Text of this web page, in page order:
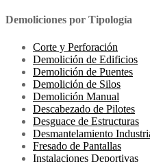
Demoliciones por Tipología
Corte y Perforación
Demolición de Edificios
Demolición de Puentes
Demolición de Silos
Demolición Manual
Descabezado de Pilotes
Desguace de Estructuras
Desmantelamiento
Fresado de Pantallas
Instalaciones Deportivas